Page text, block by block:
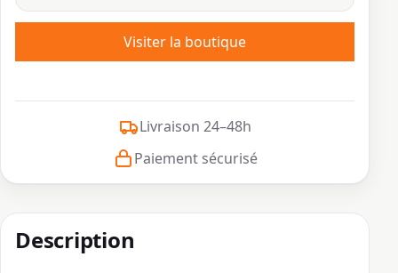
Visiter la boutique
Livraison 24–48h
Paiement sécurisé
Description